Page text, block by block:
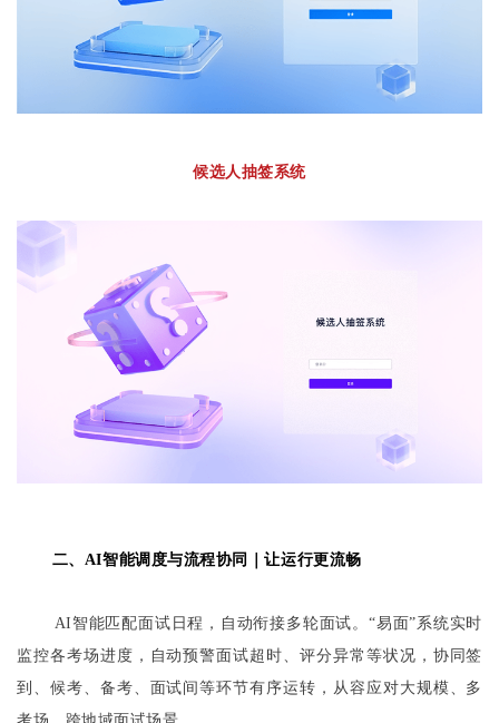
候选人抽签系统
二、AI智能调度与流程协同 ｜让运行更流畅
AI智能匹配面试日程，自动衔接多轮面试。“易面”系统实时
监控各考场进度，自动预警面试超时、评分异常等状况，协同签
到、候考、备考、面试间等环节有序运转，从容应对大规模、多